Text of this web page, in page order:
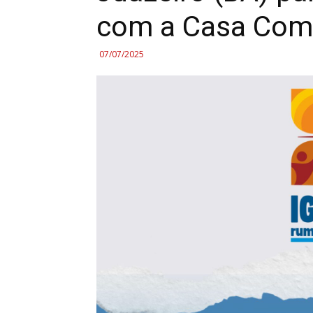
com a Casa
07/07/2025